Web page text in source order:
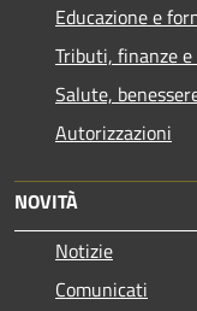
Educazione e
Tributi, finanze
Salute,
Autorizzazioni
NOVITÀ
Notizie
Comunicati